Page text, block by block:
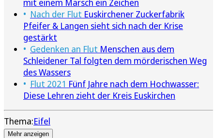
Nach der Flut Euskirchener Zuckerfabrik
Pfeifer & Langen sieht sich nach der Krise
gestärkt
Gedenken an Flut Menschen aus dem
Schleidener Tal folgten dem mörderischen Weg
des Wassers
Flut 2021 Fünf Jahre nach dem Hochwasser:
Diese Lehren zieht der Kreis Euskirchen
Thema:Eifel
Mehr anzeigen